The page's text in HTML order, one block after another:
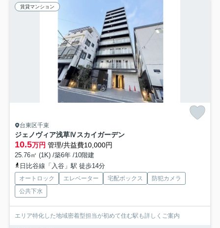
賃貸マンション
台東区千束
ジェノヴィア浅草Ⅳスカイガーデン
10.5万円 管理/共益費10,000円
25.76㎡ (1K) /築6年 /10階建
日比谷線「入谷」駅 徒歩14分
オートロック エレベーター 宅配ボックス
防犯カメラ
公共下水
エリア特化した地域密着型担当が初めて住む駅も詳しくご案内